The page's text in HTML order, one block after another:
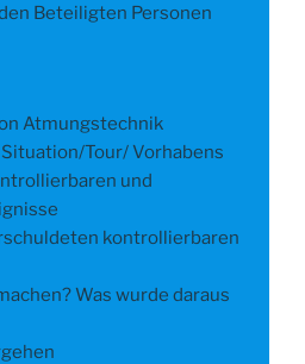
Beteiligten Personen
Atmungstechnik
Tour/ Vorhabens
und
kontrollierbaren
Was wurde daraus